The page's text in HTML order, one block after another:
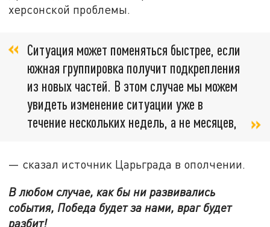
херсонской проблемы.
Ситуация может поменяться быстрее, если
южная группировка получит подкрепления
из новых частей. В этом случае мы можем
увидеть изменение ситуации уже в
течение нескольких недель, а не месяцев,
— сказал источник Царьграда в ополчении.
В любом случае, как бы ни развивались
события, Победа будет за нами, враг будет
разбит!